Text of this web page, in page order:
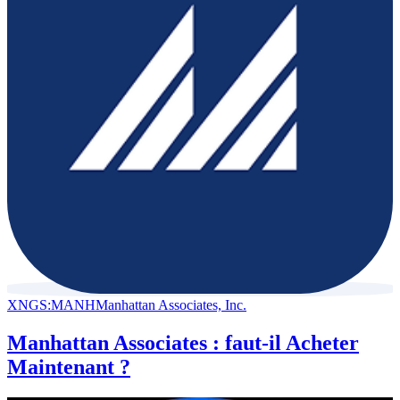
XNGS:MANHManhattan Associates, Inc.
Manhattan Associates : faut-il Acheter
Maintenant ?